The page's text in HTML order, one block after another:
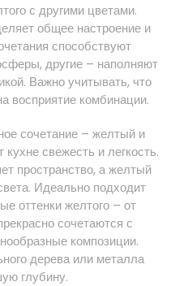
с другими цветами.
общее настроение и
способствуют
другие – наполняют
Важно учитывать, что
восприятие комбинации.
сочетание – желтый и
свежесть и легкость.
пространство, а желтый
Идеально подходит
оттенки желтого – от
сочетаются с
композиции.
дерева или металла
глубину.